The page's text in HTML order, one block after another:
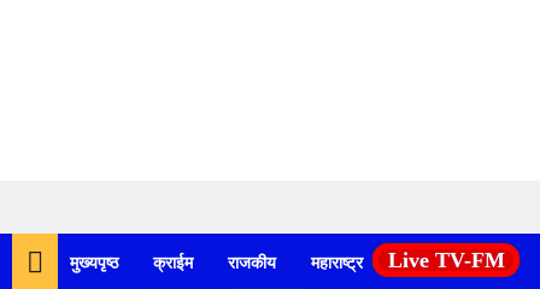
to
contentमुख्यपृष्ठ क्राईम राजकीय महाराष्ट्र देश कृषी
Live TV-FM